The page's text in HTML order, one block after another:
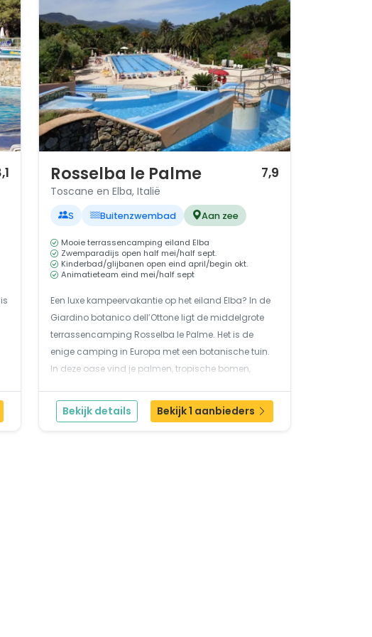
Rosselba le Palme 7,9
Toscane en Elba, Italië
S Buitenzwembad Aan zee
Mooie terrassencamping eiland Elba
Zwemparadijs open half mei/half sept.
Kinderbad/glijbanen open eind april/begin okt.
Animatieteam eind mei/half sept
Een luxe kampeervakantie op het eiland Elba? In de
Giardino botanico dell’Ottone ligt de middelgrote
terrassencamping Rosselba le Palme. Het is de
enige camping in Europa met een botanische tuin.
In deze oase vind je palmen, tropische bomen,
camping ligt op enkele kilometers van Portoferraio,
wa...
Bekijk details Bekijk 1 aanbieders